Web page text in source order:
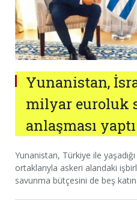
Yunanistan,
milyar euroluk
anlaşması yaptı
Yunanistan, Türkiye ile
ortaklarıyla askeri alandaki
savunma bütçesini de beş